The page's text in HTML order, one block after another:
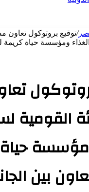
/توقيع بروتوكول تعاون
ومؤسسة حياة كريمة
القومية
بين